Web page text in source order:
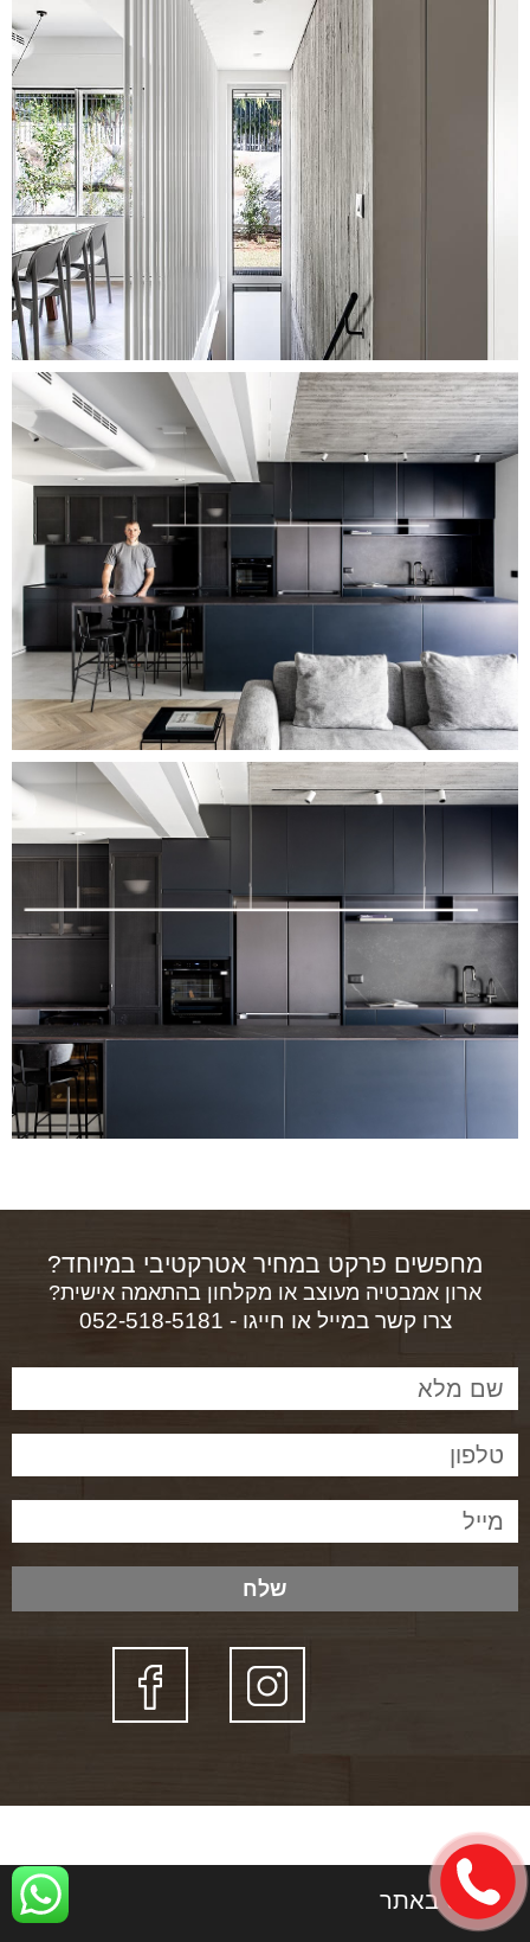
מחפשים פרקט במחיר אטרקטיבי במיוחד?
ארון אמבטיה מעוצב או מקלחון בהתאמה אישית?
צרו קשר במייל או חייגו - 052-518-5181
שלח
ניווט באתר